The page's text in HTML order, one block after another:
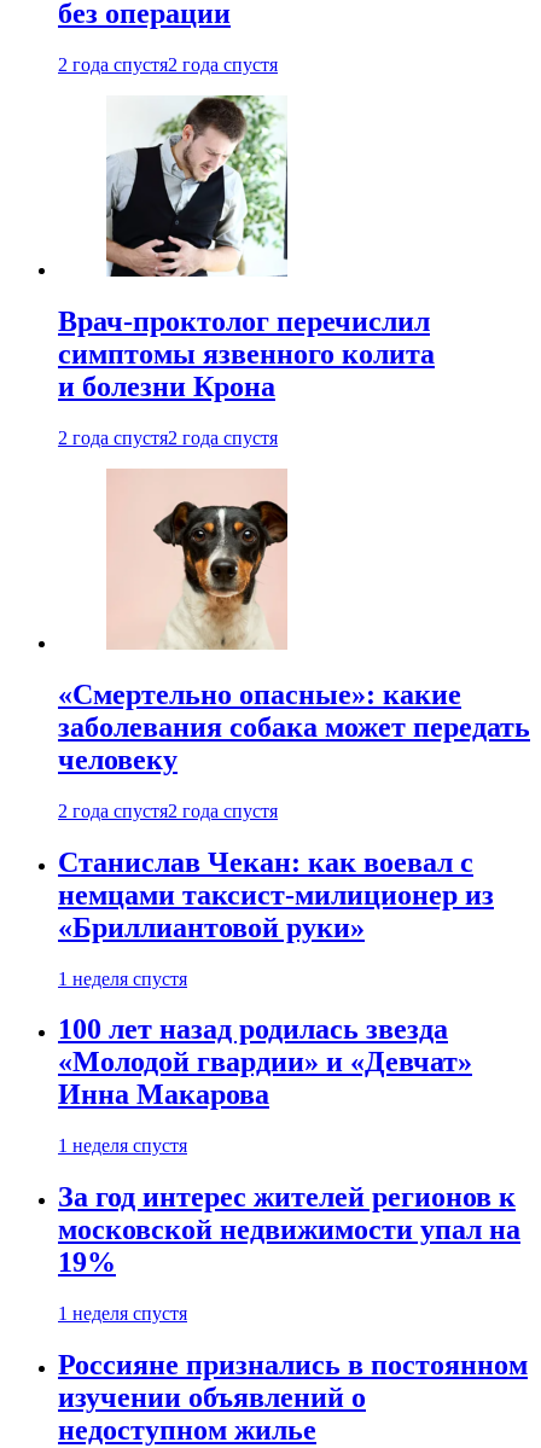
без операции
2 года спустя2 года спустя
Врач-проктолог перечислил
симптомы язвенного колита
и болезни Крона
2 года спустя2 года спустя
«Смертельно опасные»: какие
заболевания собака может передать
человеку
2 года спустя2 года спустя
Станислав Чекан: как воевал с
немцами таксист-милиционер из
«Бриллиантовой руки»
1 неделя спустя
100 лет назад родилась звезда
«Молодой гвардии» и «Девчат»
Инна Макарова
1 неделя спустя
За год интерес жителей регионов к
московской недвижимости упал на
19%
1 неделя спустя
Россияне признались в постоянном
изучении объявлений о
недоступном жилье